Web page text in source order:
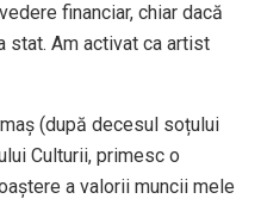
financiar, chiar dacă
stat. Am activat ca artist
(după decesul soțului
Culturii, primesc o
a valorii muncii mele